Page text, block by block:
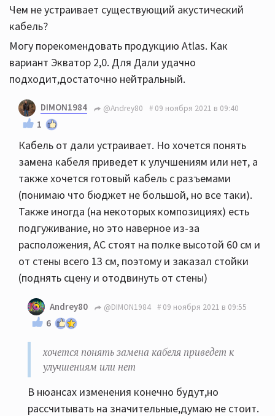
Чем не устраивает существующий акустический
кабель?
Могу порекомендовать продукцию Atlas. Как
вариант Экватор 2,0. Для Дали удачно
подходит,достаточно нейтральный.
DIMON1984 @Andrey80 09 ноября 2021 в 09:40
1
Кабель от дали устраивает. Но хочется понять
замена кабеля приведет к улучшениям или нет, а
также хочется готовый кабель с разъемами
(понимаю что бюджет не большой, но все таки).
Также иногда (на некоторых композициях) есть
подгуживание, но это наверное из-за
расположения, АС стоят на полке высотой 60 см и
от стены всего 13 см, поэтому и заказал стойки
(поднять сцену и отодвинуть от стены)
Andrey80 @DIMON1984 09 ноября 2021 в 09:55
6
хочется понять замена кабеля приведет к
улучшениям или нет
В нюансах изменения конечно будут,но
рассчитывать на значительные,думаю не стоит.